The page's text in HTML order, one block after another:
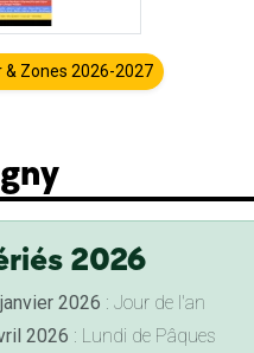
& Zones 2026-2027
2026
2026 : Jour de l'an
2026 : Lundi de Pâques